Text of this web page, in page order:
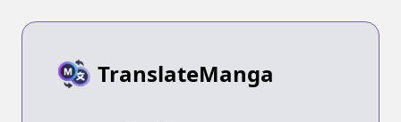
TranslateManga